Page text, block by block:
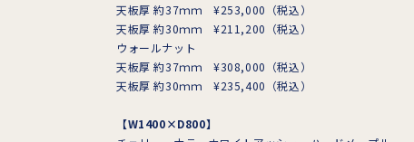
天板厚 約37ｍｍ ¥253,000（税込）
天板厚 約30ｍｍ ¥211,200（税込）
ウォールナット
天板厚 約37ｍｍ ¥308,000（税込）
天板厚 約30ｍｍ ¥235,400（税込）
【W1400×D800】